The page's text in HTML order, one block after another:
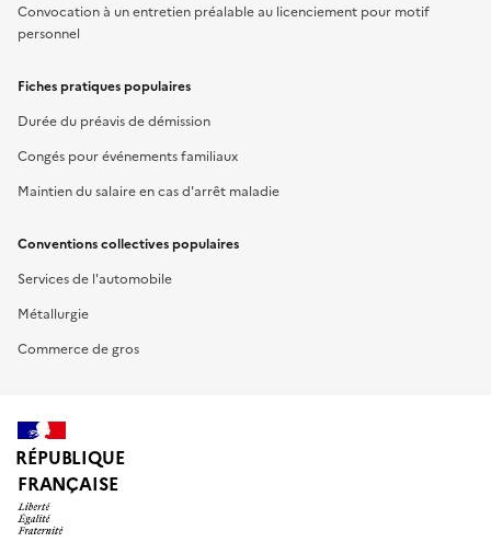
Convocation à un entretien préalable au licenciement pour motif
personnel
Fiches pratiques populaires
Durée du préavis de démission
Congés pour événements familiaux
Maintien du salaire en cas d'arrêt maladie
Conventions collectives populaires
Services de l'automobile
Métallurgie
Commerce de gros
RÉPUBLIQUE
FRANÇAISE